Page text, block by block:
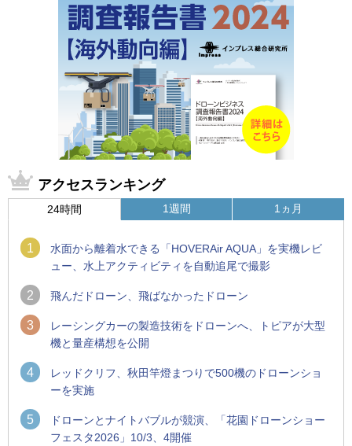
アクセスランキング
24時間
1
水面から離着水できる「HOVERAir AQUA」を実機レビ
ュー、水上アクティビティを自動追尾で撮影
2 飛んだドローン、飛ばなかったドローン
3
レーシングカーの製造技術をドローンへ、トピアが大型
機と量産構想を公開
4
レッドクリフ、秋田竿燈まつりで500機のドローンショ
ーを実施
5
ドローンとナイトバブルが競演、「花園ドローンショー
フェスタ2026」10/3、4開催
1週間 1ヵ月